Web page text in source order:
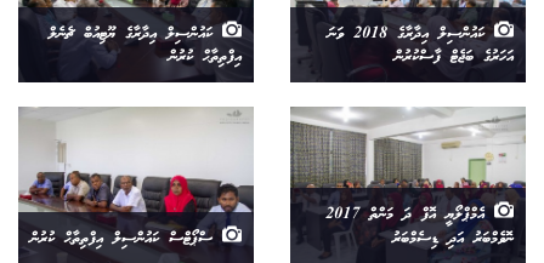
ކައުންސިލް އިދާރާގެ 2018 ވަނަ
އަހަރުގެ ބަޖެޓް ފާސްކުރުން
ކައުންސިލް އިދާރާގެ ޔޫޓިއުބް ޗެނެލް
އިފްތިތާޙް ކުރުން
އެމްޕްލޯޔީ އޮފް ދަ މަންތް 2017
ނޮވެމްބަރު އަދި ޑިސެމްބަރު
ސްޕޯޓްސް ކައުންސިލް އިފްތިތާޙް ކުރުން